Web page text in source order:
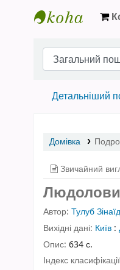
Детальніший
Домівка
Звичайний
Людолови
Автор: Тулуб
Вихідні дані: Київ :
Опис: 634 с.
Індекс